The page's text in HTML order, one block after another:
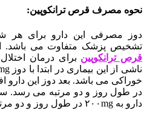
نحوه مصرف قرص ترانکوپین:
دوز مصرفی این دارو برای هر
تشخیص پزشک متفاوت می باشد.
قرص ترانکوپین برای درمان
در طول روز و دو مرتبه می رسد.
دارو به ۲۰۰mg در طول روز و دو مرتبه تغییر می یابد.